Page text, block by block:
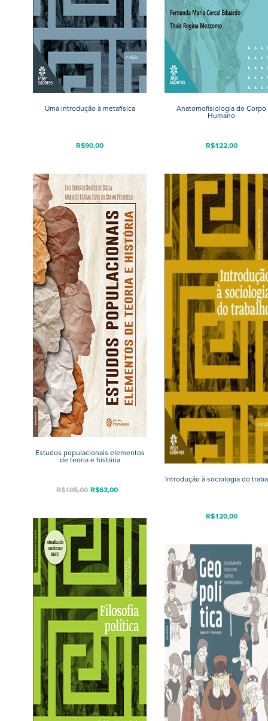
Uma introdução à metafísica
R$90,00
Anatomofisiologia do Corpo
Humano
R$122,00
Estudos populacionais elementos
de teoria e história
R$105,00 R$63,00
Introdução à sociologia do
R$120,00